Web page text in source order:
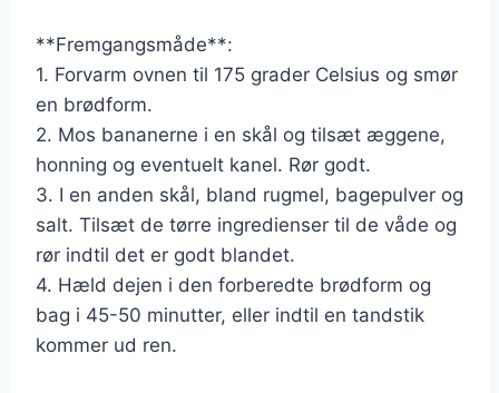
**Fremgangsmåde**:
1. Forvarm ovnen til 175 grader Celsius og smør
en brødform.
2. Mos bananerne i en skål og tilsæt æggene,
honning og eventuelt kanel. Rør godt.
3. I en anden skål, bland rugmel, bagepulver og
salt. Tilsæt de tørre ingredienser til de våde og
rør indtil det er godt blandet.
4. Hæld dejen i den forberedte brødform og
bag i 45-50 minutter, eller indtil en tandstik
kommer ud ren.